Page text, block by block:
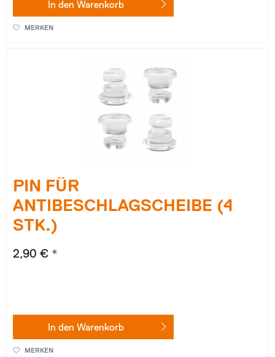
In den Warenkorb
MERKEN
PIN FÜR
ANTIBESCHLAGSCHEIBE (4
STK.)
2,90 € *
In den Warenkorb
MERKEN